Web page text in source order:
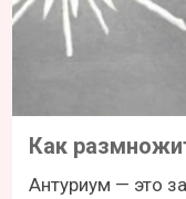
Как
Антуриум — это